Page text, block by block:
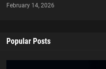
February 14, 2026
Popular Posts